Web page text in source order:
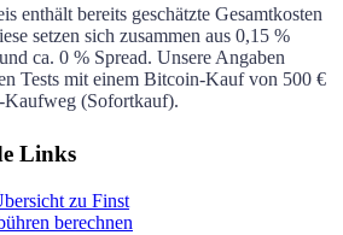
enthält bereits geschätzte Gesamtkosten
setzen sich zusammen aus 0,15 %
ca. 0 % Spread. Unsere Angaben
Tests mit einem Bitcoin-Kauf von 500 €
Kaufweg (Sofortkauf).
Links
zu Finst
berechnen